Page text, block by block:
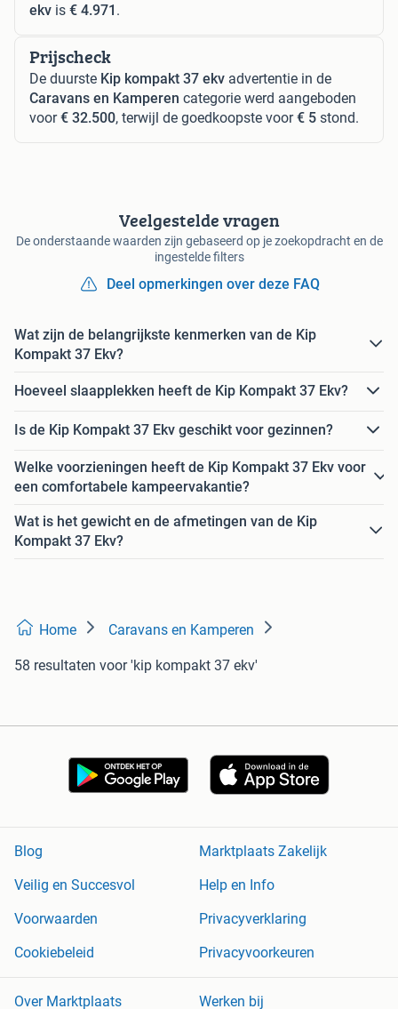
ekv is € 4.971 .
Prijscheck
De duurste Kip kompakt 37 ekv advertentie in de
Caravans en Kamperen categorie werd aangeboden
voor€ 32.500, terwijl de goedkoopste voor€ 5 stond.
Veelgestelde vragen
De onderstaande waarden zijn gebaseerd op je zoekopdracht en de
ingestelde filters
Deel opmerkingen over deze FAQ
Wat zijn de belangrijkste kenmerken van de Kip
Kompakt 37 Ekv?
Hoeveel slaapplekken heeft de Kip Kompakt 37 Ekv?
Is de Kip Kompakt 37 Ekv geschikt voor gezinnen?
Welke voorzieningen heeft de Kip Kompakt 37 Ekv voor
een comfortabele kampeervakantie?
Wat is het gewicht en de afmetingen van de Kip
Kompakt 37 Ekv?
Home Caravans en Kamperen
58 resultaten voor 'kip kompakt 37 ekv'
Blog
Marktplaats Zakelijk
Veilig en Succesvol
Help en Info
Voorwaarden
Privacyverklaring
Cookiebeleid
Privacyvoorkeuren
Over Marktplaats Werken bij